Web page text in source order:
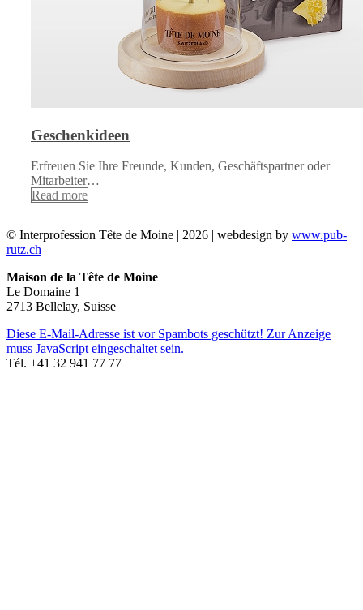
Geschenkideen
Erfreuen Sie Ihre Freunde, Kunden, Geschäftspartner oder
Mitarbeiter…
Read more
© Interprofession Tête de Moine | 2026 | webdesign by www.pub-
rutz.ch
Maison de la Tête de Moine
Le Domaine 1
2713 Bellelay, Suisse
Diese E-Mail-Adresse ist vor Spambots geschützt! Zur Anzeige
muss JavaScript eingeschaltet sein.
Tél. +41 32 941 77 77